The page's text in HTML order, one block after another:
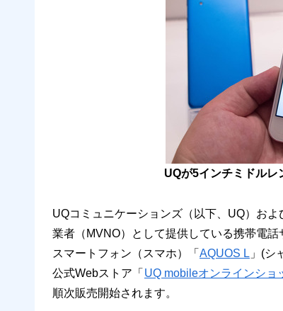
UQが5インチミドルレ
UQコミュニケーションズ（以下、UQ）お
業者（MVNO）として提供している携帯電話
スマートフォン（スマホ）「 AQUOS L 」(シ
公式Webストア「 UQ mobileオンラインショ
順次販売開始されます。